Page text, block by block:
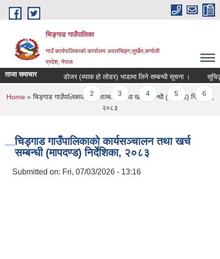
Skip to main content
चिङ्गाड गाउँपालिका
गाउँ कार्यपालिकाको कार्यालय अवलचिङ्ग,सुर्खेत,कर्णाली
प्रदेश, नेपाल
ताजा समाचार डोजर (ब्याक हो लोडर) भाडामा लिने सम्बन्धी सूचना । सूचिकृत
Pages
1 2 3 4 5 6
You are here
Home» चिड्गाड गाउँपालिकाको कार्यसञ्चालन तथा खर्च सम्बन्धी (मापदण्ड) निर्देशिका,
२०८३
चिड्गाड गाउँपालिकाको कार्यसञ्चालन तथा खर्च
सम्बन्धी (मापदण्ड) निर्देशिका, २०८३
Submitted on: Fri, 07/03/2026 - 13:16